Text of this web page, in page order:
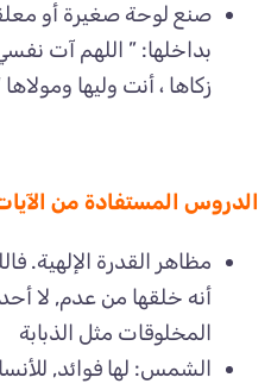
صنع لوحة صغيرة أو
بداخلها: ” اللهم آت
زكاها ، أنت وليها ومولاها
الدروس المستفادة من
مظاهر القدرة الإلهية.
أنه خلقها من عدم, لا
المخلوقات مثل الذبابة
الشمس: لها فوائد,